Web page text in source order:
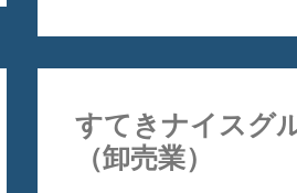
すてきナイスグ
（卸売業）